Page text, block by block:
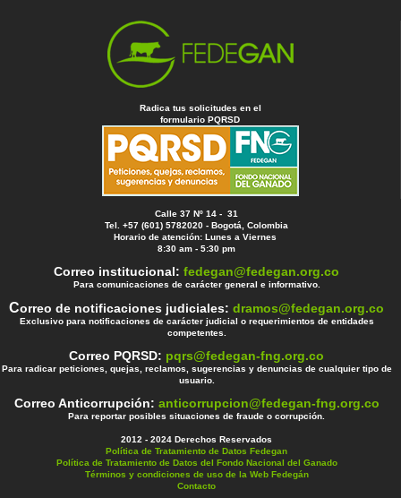
Radica tus solicitudes en el
formulario PQRSD
Calle 37 Nº 14 - 31
Tel. +57 (601) 5782020 - Bogotá, Colombia
Horario de atención: Lunes a Viernes
8:30 am - 5:30 pm
Correo institucional:fedegan@fedegan.org.co
Para comunicaciones de carácter general e informativo.
Correo de notificaciones judiciales:dramos@fedegan.org.co
Exclusivo para notificaciones de carácter judicial o requerimientos de entidades
competentes.
Correo PQRSD: pqrs@fedegan-fng.org.co
Para radicar peticiones, quejas, reclamos, sugerencias y denuncias de cualquier tipo de
usuario.
Correo Anticorrupción: anticorrupcion@fedegan-fng.org.co
Para reportar posibles situaciones de fraude o corrupción.
2012 - 2024 Derechos Reservados
Política de Tratamiento de Datos Fedegan
Política de Tratamiento de Datos del Fondo Nacional del Ganado
Términos y condiciones de uso de la Web Fedegán
Contacto